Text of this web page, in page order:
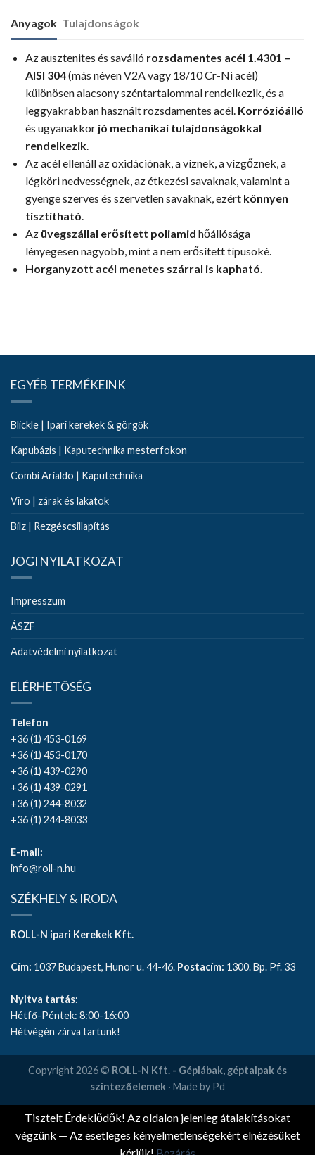
Anyagok Tulajdonságok
Az ausztenites és saválló rozsdamentes acél 1.4301 –
AISI 304(más néven V2A vagy 18/10 Cr-Ni acél)
különösen alacsony széntartalommal rendelkezik, és a
leggyakrabban használt rozsdamentes acél. Korrózióálló
és ugyanakkor jó mechanikai tulajdonságokkal
rendelkezik.
Az acél ellenáll az oxidációnak, a víznek, a vízgőznek, a
légköri nedvességnek, az étkezési savaknak, valamint a
gyenge szerves és szervetlen savaknak, ezért könnyen
tisztítható.
Az üvegszállal erősített poliamid hőállósága
lényegesen nagyobb, mint a nem erősített típusoké.
Horganyzott acél menetes szárral is kapható.
EGYÉB TERMÉKEINK
Blickle | Ipari kerekek & görgők
Kapubázis | Kaputechnika mesterfokon
Combi Arialdo | Kaputechnika
Viro | zárak és lakatok
Bilz | Rezgéscsillapítás
JOGI NYILATKOZAT
Impresszum
ÁSZF
Adatvédelmi nyilatkozat
ELÉRHETŐSÉG
Telefon
+36 (1) 453-0169
+36 (1) 453-0170
+36 (1) 439-0290
+36 (1) 439-0291
+36 (1) 244-8032
+36 (1) 244-8033
E-mail:
info@roll-n.hu
SZÉKHELY & IRODA
ROLL-N ipari Kerekek Kft.
Cím: 1037 Budapest, Hunor u. 44-46. Postacím: 1300. Bp. Pf. 33
Nyitva tartás:
Hétfő-Péntek: 8:00-16:00
Hétvégén zárva tartunk!
Copyright 2026 © ROLL-N Kft. - Géplábak, géptalpak és
szintezőelemek · Made by Pd
Tisztelt Érdeklődők! Az oldalon jelenleg átalakításokat
végzünk — Az esetleges kényelmetlenségekért elnézésüket